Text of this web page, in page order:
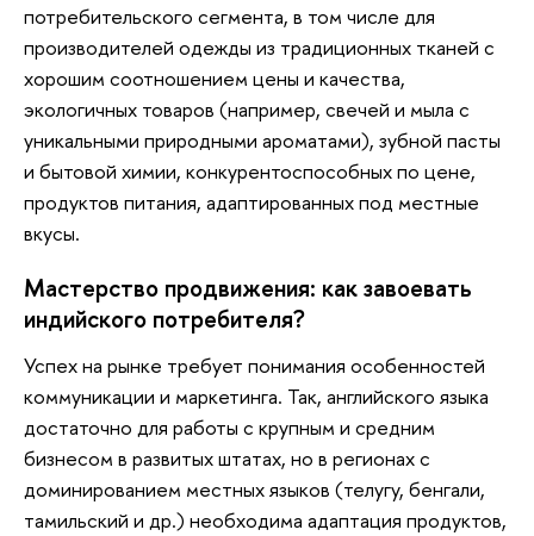
потребительского сегмента, в том числе для
производителей одежды из традиционных тканей с
хорошим соотношением цены и качества,
экологичных товаров (например, свечей и мыла с
уникальными природными ароматами), зубной пасты
и бытовой химии, конкурентоспособных по цене,
продуктов питания, адаптированных под местные
вкусы.
Мастерство продвижения: как завоевать
индийского потребителя?
Успех на рынке требует понимания особенностей
коммуникации и маркетинга. Так, английского языка
достаточно для работы с крупным и средним
бизнесом в развитых штатах, но в регионах с
доминированием местных языков (телугу, бенгали,
тамильский и др.) необходима адаптация продуктов,